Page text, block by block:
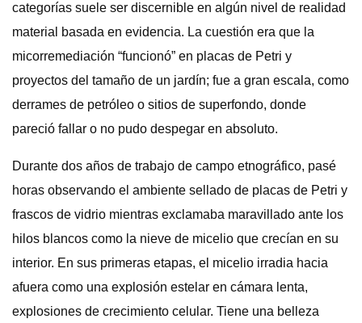
categorías suele ser discernible en algún nivel de realidad
material basada en evidencia. La cuestión era que la
micorremediación “funcionó” en placas de Petri y
proyectos del tamaño de un jardín; fue a gran escala, como
derrames de petróleo o sitios de superfondo, donde
pareció fallar o no pudo despegar en absoluto.
Durante dos años de trabajo de campo etnográfico, pasé
horas observando el ambiente sellado de placas de Petri y
frascos de vidrio mientras exclamaba maravillado ante los
hilos blancos como la nieve de micelio que crecían en su
interior. En sus primeras etapas, el micelio irradia hacia
afuera como una explosión estelar en cámara lenta,
explosiones de crecimiento celular. Tiene una belleza